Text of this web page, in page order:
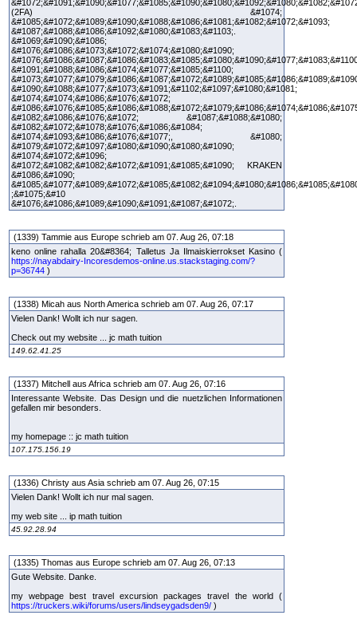
(2FA) &#1074;
&#1085;&#1072;&#1089;&#1090;&#1088;&#1086;&#1081;&#1082;&#1072;&#1093;
&#1087;&#1088;&#1086;&#1092;&#1080;&#1083;&#1103;.
&#1069;&#1090;&#1086;
&#1076;&#1086;&#1073;&#1072;&#1074;&#1080;&#1090;
&#1091;&#1088;&#1086;&#1074;&#1077;&#1085;&#1100;
&#1090;&#1088;&#1077;&#1073;&#1091;&#1102;&#1097;&#1080;&#1081;
&#1074;&#1074;&#1086;&#1076;&#1072;
&#1082;&#1086;&#1076;&#1072; &#1087;&#1088;&#1080;
&#1082;&#1072;&#1078;&#1076;&#1086;&#1084;
&#1074;&#1093;&#1086;&#1076;&#1077;, &#1080;
&#1079;&#1072;&#1097;&#1080;&#1090;&#1080;&#1090;
&#1074;&#1072;&#1096;
&#1072;&#1082;&#1082;&#1072;&#1091;&#1085;&#1090; KRAKEN
&#1086;&#1090;
;&#1075;&#10
&#1076;&#1086;&#1089;&#1090;&#1091;&#1087;&#1072;.
(1339) Tammie aus Europe schrieb am 07. Aug 26, 07:18
keno online rahalla 20&#8364; Talletus Ja Ilmaiskierrokset Kasino (
https://nayabdairy-Incoresdemos-online.us.stackstaging.com/?
p=36744 )
(1338) Micah aus North America schrieb am 07. Aug 26, 07:17
Vielen Dank! Wollt ich nur sagen.
Check out my website ... jc math tuition
149.62.41.25
(1337) Mitchell aus Africa schrieb am 07. Aug 26, 07:16
Interessante Website. Das Design und die nuetzlichen Informationen
gefallen mir besonders.
my homepage :: jc math tuition
107.175.156.19
(1336) Christy aus Asia schrieb am 07. Aug 26, 07:15
Vielen Dank! Wollt ich nur mal sagen.
my web site ... ip math tuition
45.92.28.94
(1335) Thomas aus Europe schrieb am 07. Aug 26, 07:13
Gute Website. Danke.
my webpage best travel excursion packages travel the world (
https://truckers.wiki/forums/users/lindseygadsden9/ )